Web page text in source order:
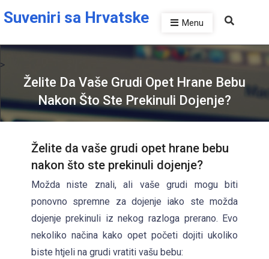
Suveniri sa Hrvatske Menu
>
Želite Da Vaše Grudi Opet Hrane Bebu
Nakon Što Ste Prekinuli Dojenje?
Želite da vaše grudi opet hrane bebu
nakon što ste prekinuli dojenje?
Možda niste znali, ali vaše grudi mogu biti
ponovno spremne za dojenje iako ste možda
dojenje prekinuli iz nekog razloga prerano. Evo
nekoliko načina kako opet početi dojiti ukoliko
biste htjeli na grudi vratiti vašu bebu: